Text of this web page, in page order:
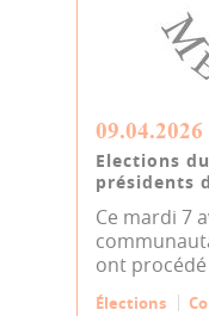
09.04.2026
Elections
présidents
Ce mardi 7
ont procédé
Élections